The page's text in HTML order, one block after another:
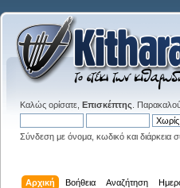
Καλώς ορίσατε, Επισκέπτης .
Σύνδεση με όνομα, κωδικό και διάρκεια
Αρχική Βοήθεια Αναζήτηση